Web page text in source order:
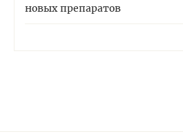
новых препаратов